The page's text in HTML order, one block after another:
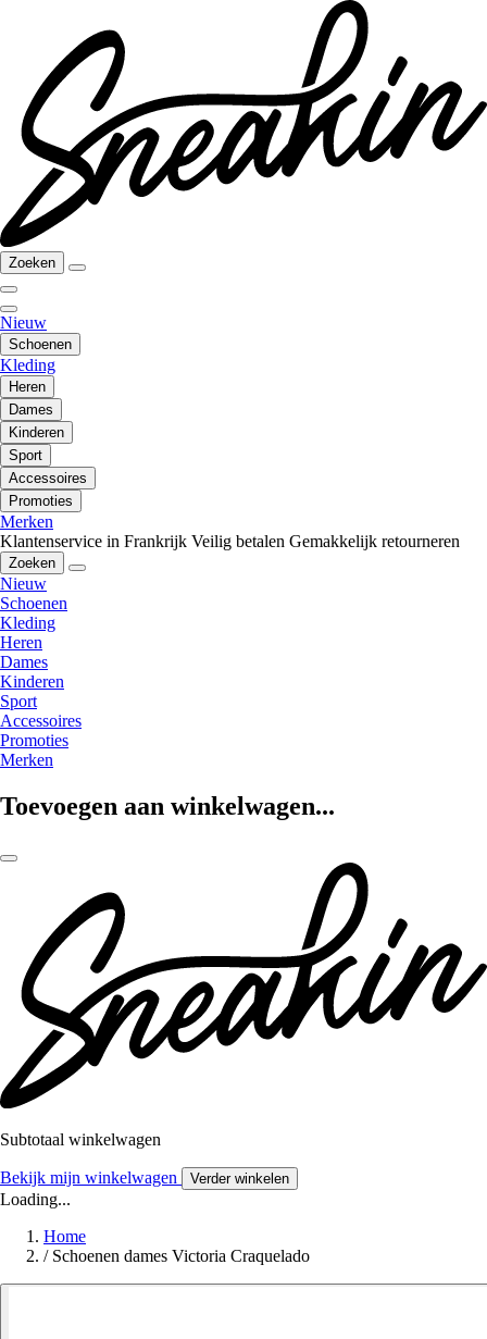
Zoeken
Nieuw
Schoenen
Kleding
Heren
Dames
Kinderen
Sport
Accessoires
Promoties
Merken
Klantenservice in Frankrijk Veilig betalen Gemakkelijk retourneren
Zoeken
Nieuw
Schoenen
Kleding
Heren
Dames
Kinderen
Sport
Accessoires
Promoties
Merken
Toevoegen aan winkelwagen...
Subtotaal winkelwagen
Bekijk mijn winkelwagen Verder winkelen
Loading...
Home
/ Schoenen dames Victoria Craquelado